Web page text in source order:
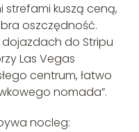
strefami kuszą ceną,
oszczędność.
dojazdach do Stripu
Las Vegas
centrum, łatwo
nomada”.
nocleg: